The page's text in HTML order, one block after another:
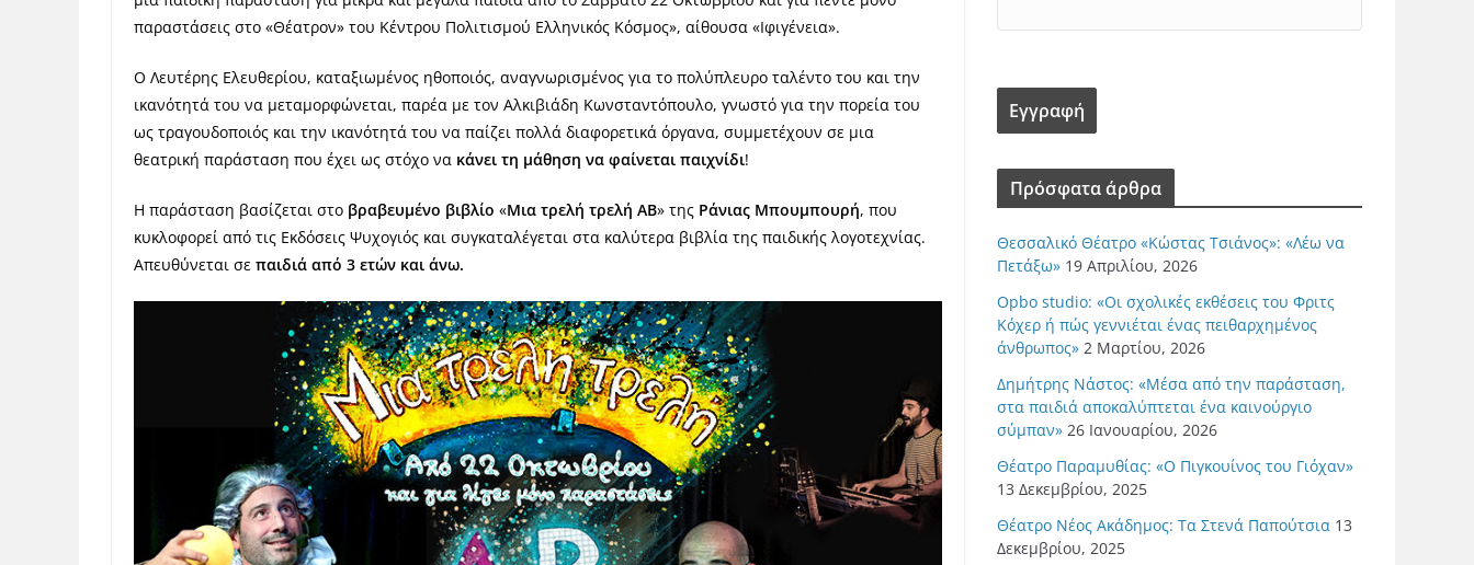
παραστάσεις στο «Θέατρον» του Κέντρου Πολιτισμού Ελληνικός Κόσμος», αίθουσα «Ιφιγένεια».
Ο Λευτέρης Ελευθερίου, καταξιωμένος ηθοποιός, αναγνωρισμένος για το πολύπλευρο ταλέντο του και την
ικανότητά του να μεταμορφώνεται, παρέα με τον Αλκιβιάδη Κωνσταντόπουλο, γνωστό για την πορεία του
ως τραγουδοποιός και την ικανότητά του να παίζει πολλά διαφορετικά όργανα, συμμετέχουν σε μια
θεατρική παράσταση που έχει ως στόχο να κάνει τη μάθηση να φαίνεται παιχνίδι!
Η παράσταση βασίζεται στο βραβευμένο βιβλίο «Μια τρελή τρελή ΑΒ» της Ράνιας Μπουμπουρή, που
κυκλοφορεί από τις Εκδόσεις Ψυχογιός και συγκαταλέγεται στα καλύτερα βιβλία της παιδικής λογοτεχνίας.
Απευθύνεται σε παιδιά από 3 ετών και άνω.
Πρόσφατα άρθρα
Θεσσαλικό Θέατρο «Κώστας Τσιάνος»: «Λέω να
Πετάξω» 19 Απριλίου, 2026
Opbo studio: «Οι σχολικές εκθέσεις του Φριτς
Κόχερ ή πώς γεννιέται ένας πειθαρχημένος
άνθρωπος» 2 Μαρτίου, 2026
Δημήτρης Νάστος: «Μέσα από την παράσταση,
στα παιδιά αποκαλύπτεται ένα καινούργιο
σύμπαν» 26 Ιανουαρίου, 2026
Θέατρο Παραμυθίας: «Ο Πιγκουίνος του Γιόχαν»
13 Δεκεμβρίου, 2025
Θέατρο Νέος Ακάδημος: Τα Στενά Παπούτσια 13
Δεκεμβρίου, 2025